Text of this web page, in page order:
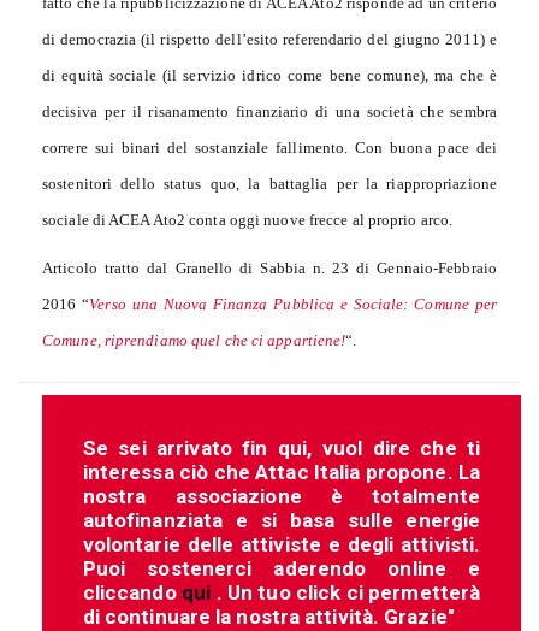
di democrazia (il rispetto dell’esito referendario del giugno 2011) e
di equità sociale (il servizio idrico come bene comune), ma che è
decisiva per il risanamento finanziario di una società che sembra
correre sui binari del sostanziale fallimento. Con buona pace dei
sostenitori dello status quo, la battaglia per la riappropriazione
sociale di ACEA Ato2 conta oggi nuove frecce al proprio arco.
Articolo tratto dal Granello di Sabbia n. 23 di Gennaio-Febbraio
2016 “Verso una Nuova Finanza Pubblica e Sociale: Comune per
Comune, riprendiamo quel che ci appartiene!“.
Se sei arrivato fin qui, vuol dire che ti
interessa ciò che Attac Italia propone. La
nostra associazione è totalmente
autofinanziata e si basa sulle energie
volontarie delle attiviste e degli attivisti.
Puoi sostenerci aderendo online e
cliccando qui . Un tuo click ci permetterà
di continuare la nostra attività. Grazie"